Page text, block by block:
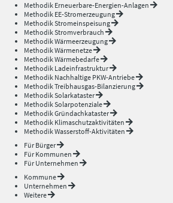
Methodik Erneuerbare-Energien-Anlagen
Methodik EE-Stromerzeugung
Methodik Stromeinspeisung
Methodik Stromverbrauch
Methodik Wärmeerzeugung
Methodik Wärmenetze
Methodik Wärmebedarfe
Methodik Ladeinfrastruktur
Methodik Nachhaltige PKW-Antriebe
Methodik Treibhausgas-Bilanzierung
Methodik Solarkataster
Methodik Solarpotenziale
Methodik Gründachkataster
Methodik Klimaschutzaktivitäten
Methodik Wasserstoff-Aktivitäten
Für Bürger
Für Kommunen
Für Unternehmen
Kommune
Unternehmen
Weitere